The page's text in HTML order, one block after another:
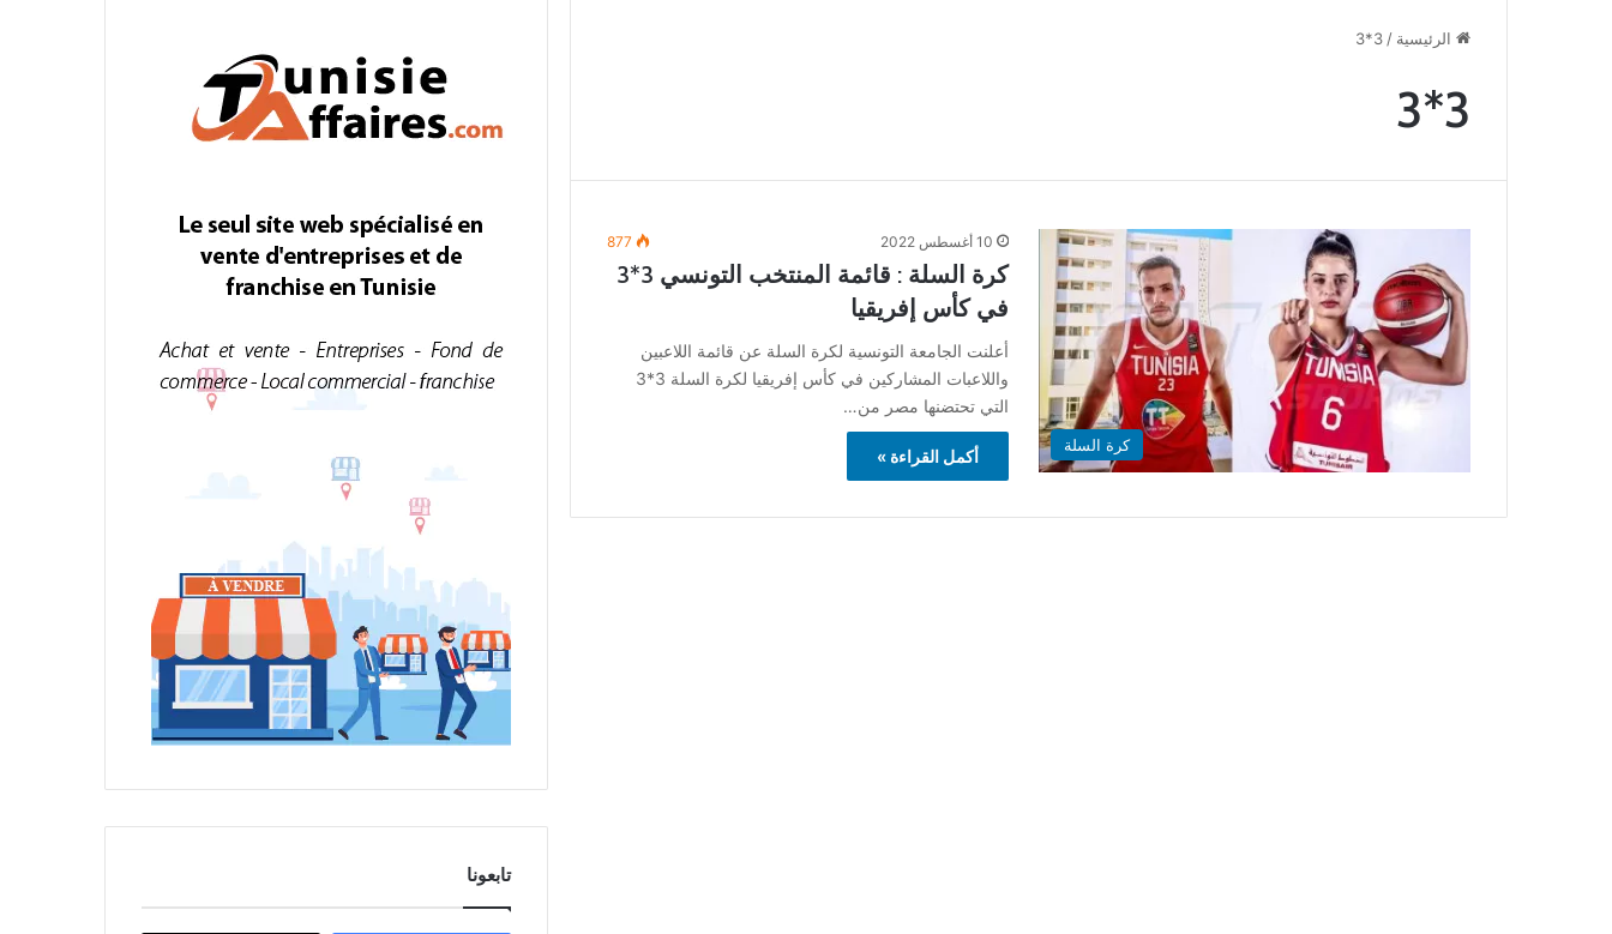
الرئيسية /
3*3
3*3
كرة السلة
10 أغسطس 2022 877
كرة السلة : قائمة المنتخب التونسي 3*3
في كأس إفريقيا
أعلنت الجامعة التونسية لكرة السلة عن قائمة اللاعبين
واللاعبات المشاركين في كأس إفريقيا لكرة السلة 3*3
التي تحتضنها مصر من…
أكمل القراءة »
تابعونا